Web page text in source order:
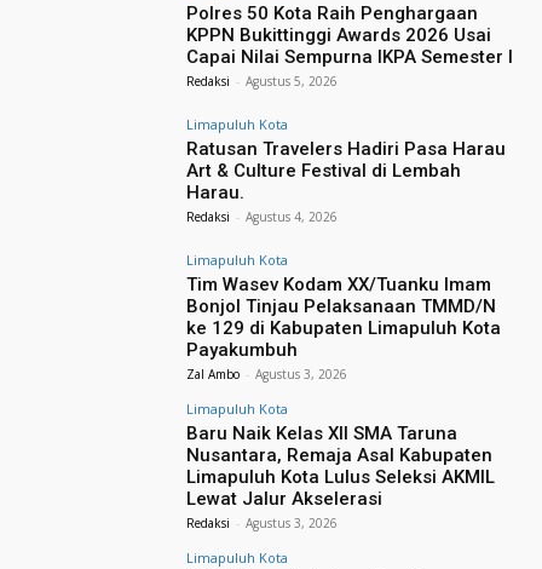
Polres 50 Kota Raih Penghargaan
KPPN Bukittinggi Awards 2026 Usai
Capai Nilai Sempurna IKPA Semester I
Redaksi - Agustus 5, 2026
Limapuluh Kota
Ratusan Travelers Hadiri Pasa Harau
Art & Culture Festival di Lembah
Harau.
Redaksi - Agustus 4, 2026
Limapuluh Kota
Tim Wasev Kodam XX/Tuanku Imam
Bonjol Tinjau Pelaksanaan TMMD/N
ke 129 di Kabupaten Limapuluh Kota
Payakumbuh
Zal Ambo - Agustus 3, 2026
Limapuluh Kota
Baru Naik Kelas XII SMA Taruna
Nusantara, Remaja Asal Kabupaten
Limapuluh Kota Lulus Seleksi AKMIL
Lewat Jalur Akselerasi
Redaksi - Agustus 3, 2026
Limapuluh Kota